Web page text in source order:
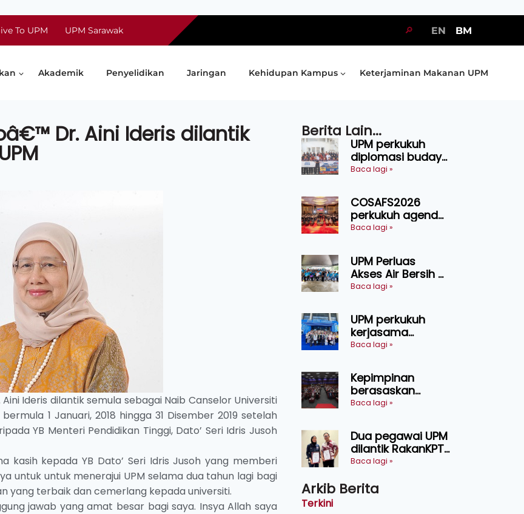
To UPM UPM Sarawak 🔎 EN BM
Akademik Penyelidikan Jaringan Kehidupan Kampus Keterjaminan Makanan UPM
Dr. Aini Ideris dilantik
Aini Ideris dilantik semula sebagai Naib Canselor Universiti
1 Januari, 2018 hingga 31 Disember 2019 setelah
YB Menteri Pendidikan Tinggi, Dato’ Seri Idris Jusoh
kepada YB Dato’ Seri Idris Jusoh yang memberi
untuk untuk menerajui UPM selama dua tahun lagi bagi
yang terbaik dan cemerlang kepada universiti.
jawab yang amat besar bagi saya. Insya Allah saya
Berita Lain...
UPM perkukuh
diplomasi budaya
Malaysia-
Narasi Nusantara
Baca lagi »
COSAFS2026
perkukuh agenda
keselamatan
AgriHub pacu
transformasi
pertanian
Sarawak
Baca lagi »
UPM Perluas
Akses Air Bersih di
31 Kediaman
Chini
Baca lagi »
UPM perkukuh
kerjasama
pendidikan pintar
lawatan rasmi ke
China
Baca lagi »
Kepimpinan
berasaskan
kepercayaan
kecemerlangan
institusi - Naib
Canselor UPM
Baca lagi »
Dua pegawai UPM
dilantik RakanKPT,
jadi jambatan
umbi
Baca lagi »
Arkib Berita
Terkini